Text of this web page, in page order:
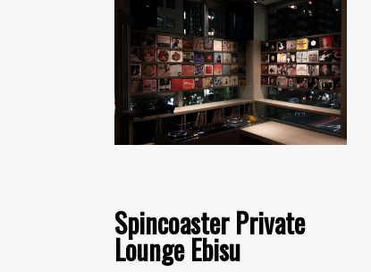
Spincoaster Private
Lounge Ebisu